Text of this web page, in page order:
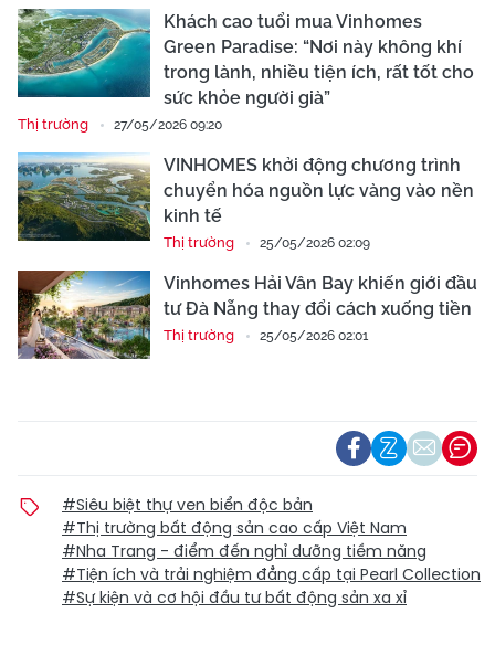
Khách cao tuổi mua Vinhomes
Green Paradise: “Nơi này không khí
trong lành, nhiều tiện ích, rất tốt cho
sức khỏe người già”
Thị trường 27/05/2026 09:20
VINHOMES khởi động chương trình
chuyển hóa nguồn lực vàng vào nền
kinh tế
Thị trường 25/05/2026 02:09
Vinhomes Hải Vân Bay khiến giới đầu
tư Đà Nẵng thay đổi cách xuống tiền
Thị trường 25/05/2026 02:01
#Siêu biệt thự ven biển độc bản
#Thị trường bất động sản cao cấp Việt Nam
#Nha Trang - điểm đến nghỉ dưỡng tiềm năng
#Tiện ích và trải nghiệm đẳng cấp tại Pearl Collection
#Sự kiện và cơ hội đầu tư bất động sản xa xỉ